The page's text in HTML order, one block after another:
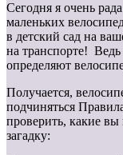
Сегодня я очень
маленьких
в детский сад на
на транспорте!
определяют
Получается,
подчиняться
проверить, какие
загадку: